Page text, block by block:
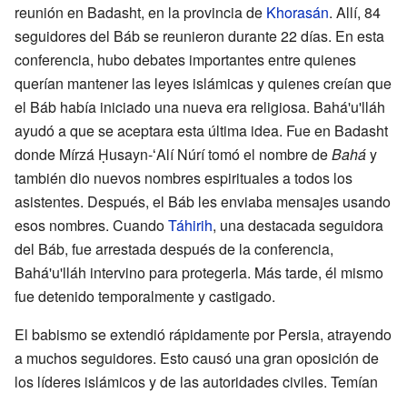
reunión en Badasht, en la provincia de Khorasán. Allí, 84
seguidores del Báb se reunieron durante 22 días. En esta
conferencia, hubo debates importantes entre quienes
querían mantener las leyes islámicas y quienes creían que
el Báb había iniciado una nueva era religiosa. Bahá'u'lláh
ayudó a que se aceptara esta última idea. Fue en Badasht
donde Mírzá Ḥusayn-ʻAlí Núrí tomó el nombre deBaháy
también dio nuevos nombres espirituales a todos los
asistentes. Después, el Báb les enviaba mensajes usando
esos nombres. CuandoTáhirih, una destacada seguidora
del Báb, fue arrestada después de la conferencia,
Bahá'u'lláh intervino para protegerla. Más tarde, él mismo
fue detenido temporalmente y castigado.
El babismo se extendió rápidamente por Persia, atrayendo
a muchos seguidores. Esto causó una gran oposición de
los líderes islámicos y de las autoridades civiles. Temían